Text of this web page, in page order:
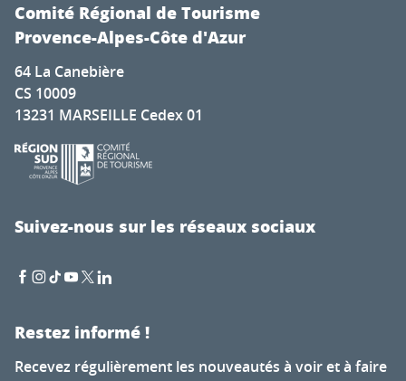
Comité Régional de Tourisme
Provence-Alpes-Côte d'Azur
64 La Canebière
CS 10009
13231 MARSEILLE Cedex 01
Suivez-nous sur les réseaux sociaux
Restez informé !
Recevez régulièrement les nouveautés à voir et à faire